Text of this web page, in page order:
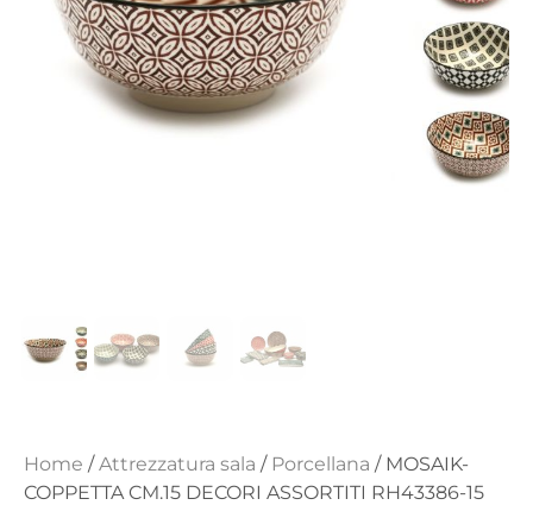
Home /Attrezzatura sala / Porcellana / MOSAIK-
COPPETTA CM.15 DECORI ASSORTITI RH43386-15